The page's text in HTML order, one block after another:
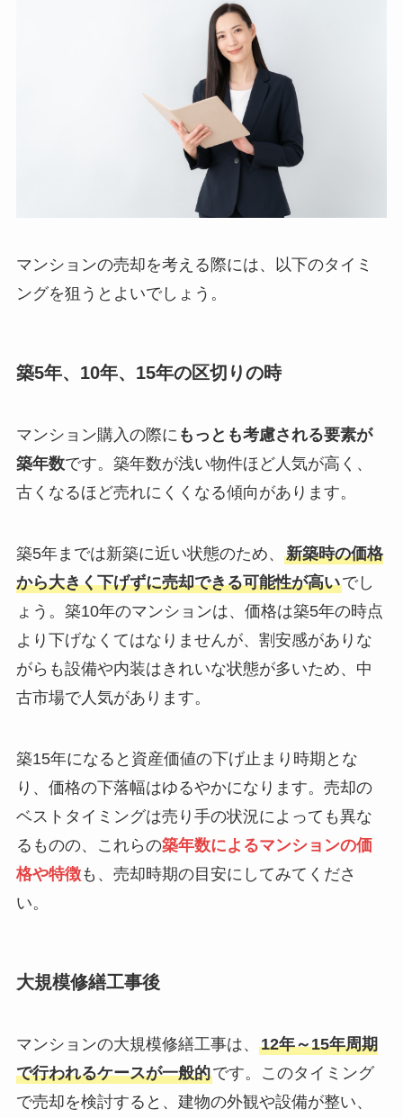
マンションの売却を考える際には、以下のタイミ
ングを狙うとよいでしょう。
築5年、10年、15年の区切りの時
マンション購入の際に もっとも考慮される要素が
築年数です。築年数が浅い物件ほど人気が高く、
古くなるほど売れにくくなる傾向があります。
築5年までは新築に近い状態のため、 新築時の価格
から大きく下げずに売却できる可能性が高いでし
ょう。築10年のマンションは、価格は築5年の時点
より下げなくてはなりませんが、割安感がありな
がらも設備や内装はきれいな状態が多いため、中
古市場で人気があります。
築15年になると資産価値の下げ止まり時期とな
り、価格の下落幅はゆるやかになります。売却の
ベストタイミングは売り手の状況によっても異な
るものの、これらの築年数によるマンションの価
格や特徴も、売却時期の目安にしてみてくださ
い。
大規模修繕工事後
マンションの大規模修繕工事は、 12年～15年周期
で行われるケースが一般的です。このタイミング
で売却を検討すると、建物の外観や設備が整い、